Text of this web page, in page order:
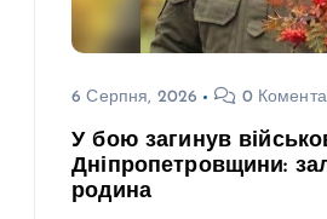
6 Серпня, 2026 0
У бою загинув
Дніпропетровщини:
родина